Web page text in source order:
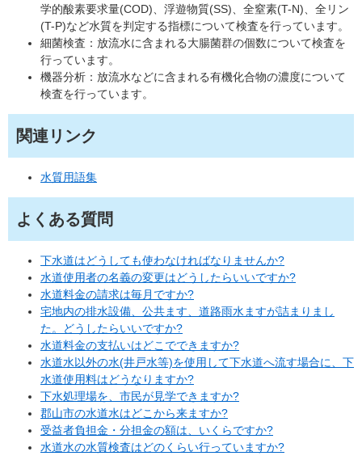
学的酸素要求量(COD)、浮遊物質(SS)、全窒素(T-N)、全リン
(T-P)など水質を判定する指標について検査を行っています。
細菌検査：放流水に含まれる大腸菌群の個数について検査を
行っています。
機器分析：放流水などに含まれる有機化合物の濃度について
検査を行っています。
関連リンク
水質用語集
よくある質問
下水道はどうしても使わなければなりませんか?
水道使用者の名義の変更はどうしたらいいですか?
水道料金の請求は毎月ですか?
宅地内の排水設備、公共ます、道路雨水ますが詰まりまし
た。どうしたらいいですか?
水道料金の支払いはどこでできますか?
水道水以外の水(井戸水等)を使用して下水道へ流す場合に、下
水道使用料はどうなりますか?
下水処理場を、市民が見学できますか?
郡山市の水道水はどこから来ますか?
受益者負担金・分担金の額は、いくらですか?
水道水の水質検査はどのくらい行っていますか?